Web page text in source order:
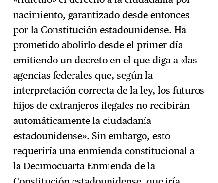
nacimiento, garantizado desde entonces
por la Constitución estadounidense. Ha
prometido abolirlo desde el primer día
emitiendo un decreto en el que diga a «las
agencias federales que, según la
interpretación correcta de la ley, los futuros
hijos de extranjeros ilegales no recibirán
automáticamente la ciudadanía
estadounidense». Sin embargo, esto
requeriría una enmienda constitucional a
la Decimocuarta Enmienda de la